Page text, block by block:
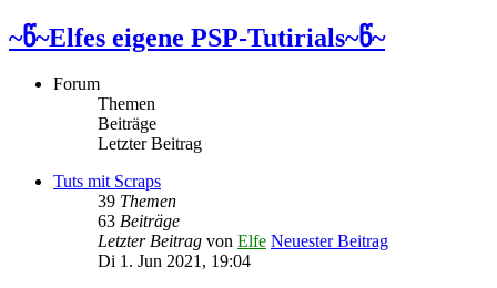
~წ~Elfes eigene PSP-Tutirials~წ~
Forum
Themen
Beiträge
Letzter Beitrag
Tuts mit Scraps
39 Themen
63 Beiträge
Letzter Beitrag von Elfe Neuester Beitrag
Di 1. Jun 2021, 19:04